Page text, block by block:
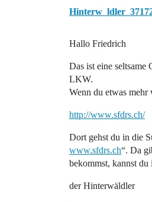
Hallo Friedrich
Das ist eine
LKW.
Wenn du etwas
http://www.sfdrs.ch/
Dort gehst du in die
www.sfdrs.ch“. Da
bekommst, kannst du
der Hinterwäldler